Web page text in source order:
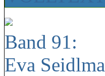
Band 91:
Eva